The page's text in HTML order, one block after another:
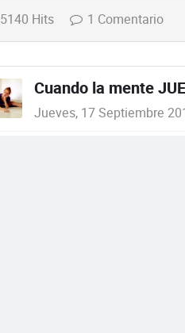
5140 Hits 1 Comentario
Cuando la mente
Jueves, 17 Septiembre